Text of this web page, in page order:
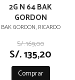
2G N 64 BAK
GORDON
BAK GORDON, RICARDO
S/. 169,00
S/. 135,20
Comprar